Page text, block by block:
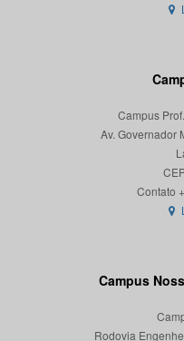
Campus
Av. Governador
Campus
Rodovia